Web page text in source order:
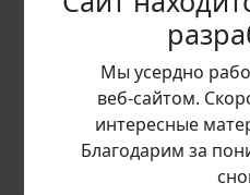
Подготовим
Согласуем
условия покупки
Мы усердно
веб‑сайтом.
интересные
Благодарим за